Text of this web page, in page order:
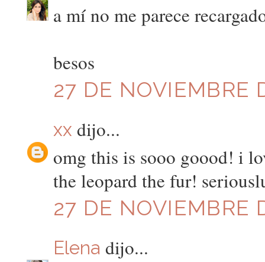
a mí no me parece
besos
27 DE NOVIEMBRE
xx dijo...
omg this is sooo goood! i
the leopard the fur!
27 DE NOVIEMBRE
Elena dijo...